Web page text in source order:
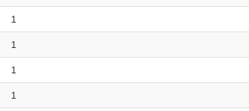
1
1
1
1